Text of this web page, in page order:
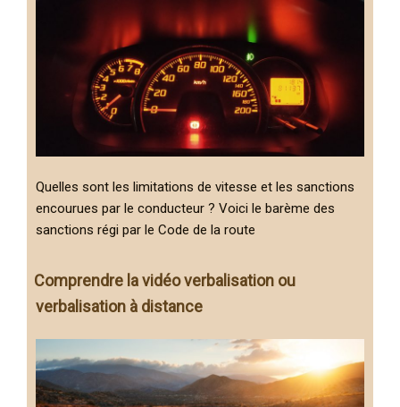
Quelles sont les limitations de vitesse et les sanctions
encourues par le conducteur ? Voici le barème des
sanctions régi par le Code de la route
Comprendre la vidéo verbalisation ou
verbalisation à distance